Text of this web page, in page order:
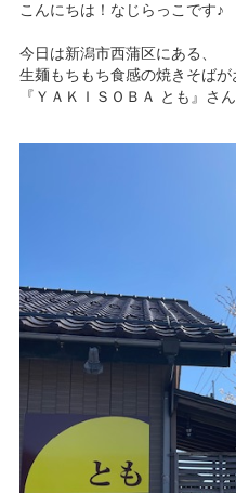
サービスのご案内
たいこうインタ
たいこう
（たいこうNaviをご利
サービスのご案内
※たいこうNaviはウェルスナビ株式会社
これより先のページは、ウェルスナビ株
法人のお
こんにちは！なじらっこです♪
今日は新潟市西蒲区にある、
生麺もちもち食感の焼きそばが
『ＹＡＫＩＳＯＢＡ とも』さ